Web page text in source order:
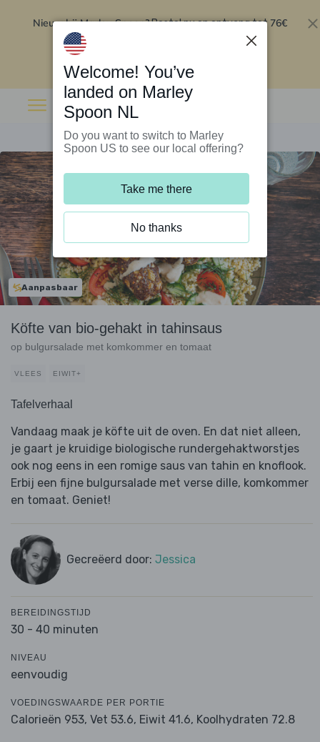
Nieuw bij Marley Spoon?Bestel nu en ontvang tot 76€
Aanpasbaar
Köfte van bio-gehakt in tahinsaus
op bulgursalade met komkommer en tomaat
VLEES EIWIT+
Tafelverhaal
Vandaag maak je köfte uit de oven. En dat niet alleen,
je gaart je kruidige biologische rundergehaktworstjes
ook nog eens in een romige saus van tahin en knoflook.
Erbij een fijne bulgursalade met verse dille, komkommer
en tomaat. Geniet!
Gecreëerd door: Jessica
BEREIDINGSTIJD
30 - 40 minuten
NIVEAU
eenvoudig
VOEDINGSWAARDE PER PORTIE
Calorieën 953, Vet 53.6, Eiwit 41.6, Koolhydraten 72.8
Welcome! You’ve
landed on Marley
Spoon NL
Do you want to switch to Marley
Spoon US to see our local offering?
Take me there
No thanks